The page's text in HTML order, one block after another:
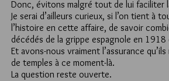
Donc, évitons malgré tout de lui faciliter
Je serai d’ailleurs curieux, si l’on tient à
l’histoire en cette affaire, de savoir
décédés de la grippe espagnole en
Et avons-nous vraiment l’assurance
de temples à ce moment-là.
La question reste ouverte.